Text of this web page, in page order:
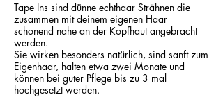
Tape Ins sind dünne echthaar Strähnen die
zusammen mit deinem eigenen Haar
schonend nahe an der Kopfhaut angebracht
werden.
Sie wirken besonders natürlich, sind sanft zum
Eigenhaar, halten etwa zwei Monate und
können bei guter Pflege bis zu 3 mal
hochgesetzt werden.